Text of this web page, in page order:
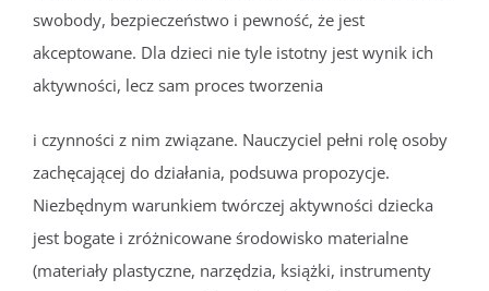
swobody, bezpieczeństwo i pewność, że jest
akceptowane. Dla dzieci nie tyle istotny jest wynik ich
aktywności, lecz sam proces tworzenia
i czynności z nim związane. Nauczyciel pełni rolę osoby
zachęcającej do działania, podsuwa propozycje.
Niezbędnym warunkiem twórczej aktywności dziecka
jest bogate i zróżnicowane środowisko materialne
(materiały plastyczne, narzędzia, książki, instrumenty